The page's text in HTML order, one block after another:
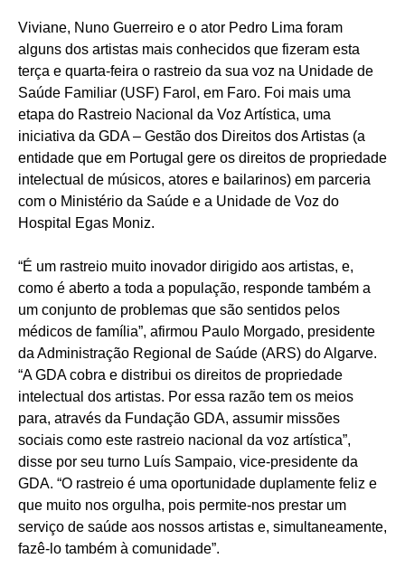
Viviane, Nuno Guerreiro e o ator Pedro Lima foram
alguns dos artistas mais conhecidos que fizeram esta
terça e quarta-feira o rastreio da sua voz na Unidade de
Saúde Familiar (USF) Farol, em Faro. Foi mais uma
etapa do Rastreio Nacional da Voz Artística, uma
iniciativa da GDA – Gestão dos Direitos dos Artistas (a
entidade que em Portugal gere os direitos de propriedade
intelectual de músicos, atores e bailarinos) em parceria
com o Ministério da Saúde e a Unidade de Voz do
Hospital Egas Moniz.
“É um rastreio muito inovador dirigido aos artistas, e,
como é aberto a toda a população, responde também a
um conjunto de problemas que são sentidos pelos
médicos de família”, afirmou Paulo Morgado, presidente
da Administração Regional de Saúde (ARS) do Algarve.
“A GDA cobra e distribui os direitos de propriedade
intelectual dos artistas. Por essa razão tem os meios
para, através da Fundação GDA, assumir missões
sociais como este rastreio nacional da voz artística”,
disse por seu turno Luís Sampaio, vice-presidente da
GDA. “O rastreio é uma oportunidade duplamente feliz e
que muito nos orgulha, pois permite-nos prestar um
serviço de saúde aos nossos artistas e, simultaneamente,
fazê-lo também à comunidade”.